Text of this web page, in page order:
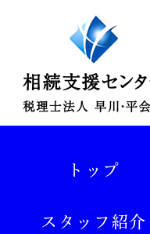
トップ
スタッフ紹介